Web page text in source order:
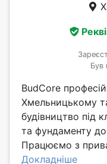
Був
BudCore
Хмельницькому
будівництво під
та фундаменту до
Працюємо з
Докладніше